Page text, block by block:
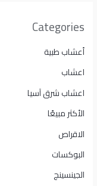
Categories
أعشاب طبية
اعشاب
اعشاب شرق آسيا
الأكثر مبيعًا​
الاقراص
البوكسات
الجينسينج